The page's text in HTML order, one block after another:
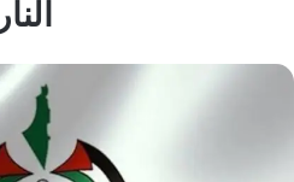
النار